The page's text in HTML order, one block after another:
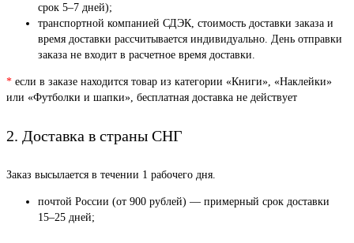
срок 5–7 дней);
транспортной компанией СДЭК, стоимость доставки заказа и
время доставки рассчитывается индивидуально. День отправки
заказа не входит в расчетное время доставки.
* если в заказе находится товар из категории «Книги», «Наклейки»
или «Футболки и шапки», бесплатная доставка не действует
2. Доставка в страны СНГ
Заказ высылается в течении 1 рабочего дня.
почтой России (от 900 рублей) — примерный срок доставки
15–25 дней;